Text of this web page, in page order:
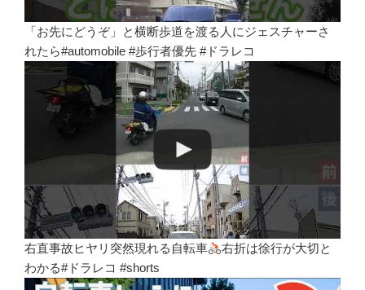
「お先にどうぞ」と横断歩道を渡る人にジェスチャーさ
れたら#automobile #歩行者優先 #ドラレコ
右直事故ヒヤリ突然現れる自転車
右折は徐行が大切と
わかる#ドラレコ #shorts